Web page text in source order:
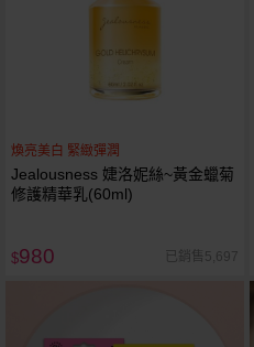
煥亮美白 緊緻彈潤
Jealousness 婕洛妮絲~黃金蠟菊
修護精華乳(60ml)
$980 已銷售5,697